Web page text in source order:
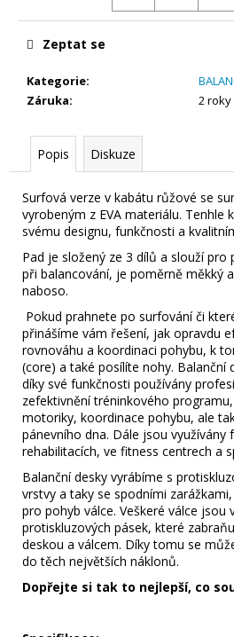
Kategorie:
Záruka: 2 roky
Zeptat se
Popis Diskuze
Surfová verze v kabátu růžové se
vyrobeným z EVA materiálu. Tenhle
svému designu, funkčnosti a
Pad je složený ze 3 dílů a slouží
při balancování, je poměrně měkký
naboso.
Pokud prahnete po surfování či
přinášíme vám řešení, jak opravdu
rovnováhu a koordinaci pohybu, k
(core) a také posílíte nohy. Balanční
díky své funkčnosti používány
zefektivnění tréninkového
motoriky, koordinace pohybu, ale
pánevního dna. Dále jsou využívány
rehabilitacích, ve fitness centrech a
Balanční desky vyrábíme s
vrstvy a taky se spodními
pro pohyb válce. Veškeré válce jsou
protiskluzových pásek, které
deskou a válcem. Díky tomu se
do těch největších náklonů.
Dopřejte si tak to nejlepší, co
WOODBOARDS
SURF
BALANCE
BOARD,
ZAMILUJETE
DÍKY
SKVĚLÉMU
SURF
TVARU
A
KVALITNÍMU
ZPRACOVÁNÍ
4
390
Původně:
5
090
Kč